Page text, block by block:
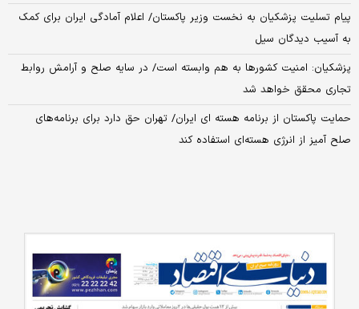
پیام تسلیت پزشکیان به نخست وزیر پاکستان/ اعلام آمادگی ایران برای کمک
به آسیب دیدگان سیل
پزشکیان: امنیت کشورها به هم وابسته است/ در سایه صلح و آرامش روابط
تجاری محقق خواهد شد
حمایت پاکستان از برنامه هسته ای ایران/ تهران حق دارد برای برنامه‌های
صلح آمیز از انرژی هسته‌ای استفاده کند